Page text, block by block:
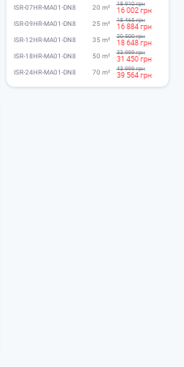
ISR-07HR-MA01-DN8 20 m² 18 910 грн
16 002 грн
ISR-09HR-MA01-DN8 25 m² 18 465 грн
16 884 грн
ISR-12HR-MA01-DN8 35 m² 20 500 грн
18 648 грн
ISR-18HR-MA01-DN8 50 m² 33 999 грн
31 450 грн
ISR-24HR-MA01-DN8 70 m² 43 999 грн
39 564 грн